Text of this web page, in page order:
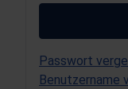
Passwort
Benutzername